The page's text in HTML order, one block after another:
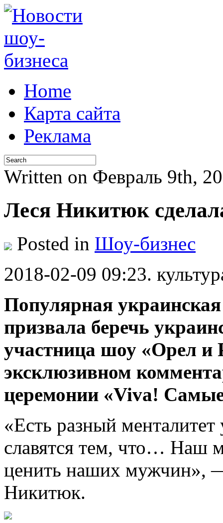
Home
Карта сайта
Реклама
Written on Февраль 9th,
Леся Никитюк
Posted in Шоу-бизнес
2018-02-09 09:23.
Популярная
призвала беречь
участница шоу «Орел и
эксклюзивном
церемонии «Viva!
«Есть разный
славятся тем, что… Наш
ценить наших мужчин»,
Никитюк.